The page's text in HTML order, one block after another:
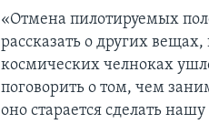
«Отмена пилотируемых
рассказать о других
космических челноках
поговорить о том, чем
оно старается сделать